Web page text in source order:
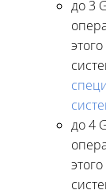
до 3
до 4